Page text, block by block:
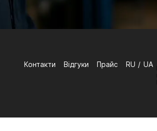
Контакти Відгуки Прайс RU UA